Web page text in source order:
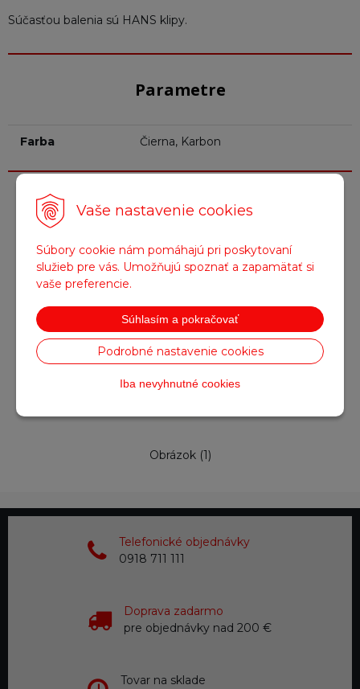
Vaše nastavenie cookies
Súbory cookie nám pomáhajú pri poskytovaní
služieb pre vás. Umožňujú spoznať a zapamätať si
vaše preferencie.
Súhlasím a pokračovať
Podrobné nastavenie cookies
Iba nevyhnutné cookies
Súčasťou balenia sú HANS klipy.
Parametre
Farba Čierna, Karbon
Fotogaléria
Obrázok (1)
Telefonické objednávky
0918 711 111
Doprava zadarmo
pre objednávky nad 200 €
Tovar na sklade